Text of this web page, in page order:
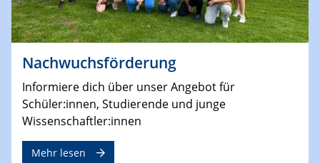
Nachwuchsförderung
Informiere dich über unser Angebot für
Schüler:innen, Studierende und junge
Wissenschaftler:innen
Mehr lesen